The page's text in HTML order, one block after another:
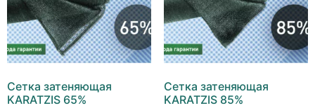
Сетка затеняющая
KARATZIS 65%
Сетка затеняющая
KARATZIS 85%